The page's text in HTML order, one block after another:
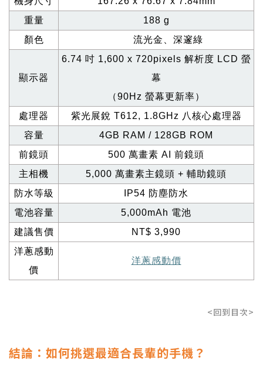
重量
188 g
顏色
流光金、深邃綠
顯示器
6.74 吋 1,600 x 720pixels 解析度 LCD 螢
幕
（90Hz 螢幕更新率）
處理器
紫光展銳 T612, 1.8GHz 八核心處理器
容量
4GB RAM / 128GB ROM
前鏡頭
500 萬畫素 AI 前鏡頭
主相機
5,000 萬畫素主鏡頭 + 輔助鏡頭
防水等級
IP54 防塵防水
電池容量
5,000mAh 電池
建議售價
NT$ 3,990
洋蔥感動
價
洋蔥感動價
<回到目次>
結論：如何挑選最適合長輩的手機？